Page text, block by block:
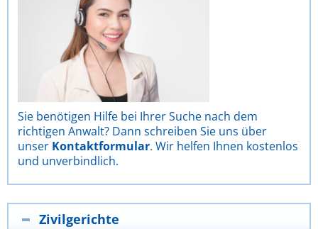
Sie benötigen Hilfe bei Ihrer Suche nach dem
richtigen Anwalt? Dann schreiben Sie uns über
unser Kontaktformular. Wir helfen Ihnen kostenlos
und unverbindlich.
Zivilgerichte